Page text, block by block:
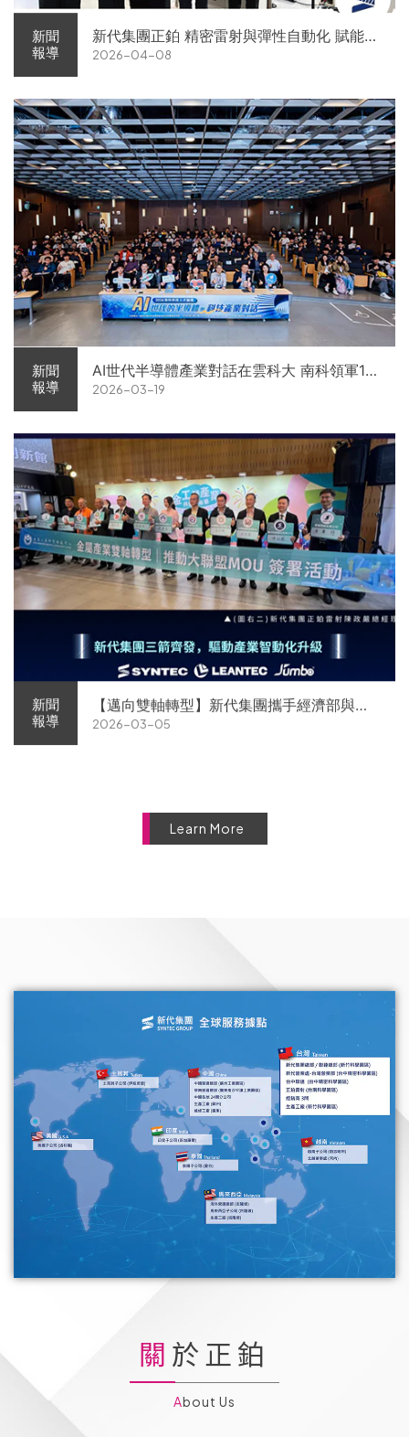
新聞
報導
新代集團正鉑 精密雷射與彈性自動化 賦能智
慧智造解方電子展亮相
2026-04-08
新聞
報導
AI世代半導體產業對話在雲科大 南科領軍11
家企業前進校園徵才
2026-03-19
新聞
報導
【邁向雙軸轉型】新代集團攜手經濟部與金
屬中心簽署MOU 領航 AI機器人智慧智造
2026-03-05
Learn More
關於正鉑
About Us